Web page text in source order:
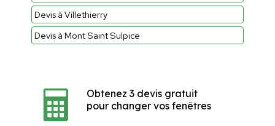
Devis à Villethierry
Devis à Mont Saint Sulpice
Obtenez 3 devis gratuit
pour changer vos fenêtres